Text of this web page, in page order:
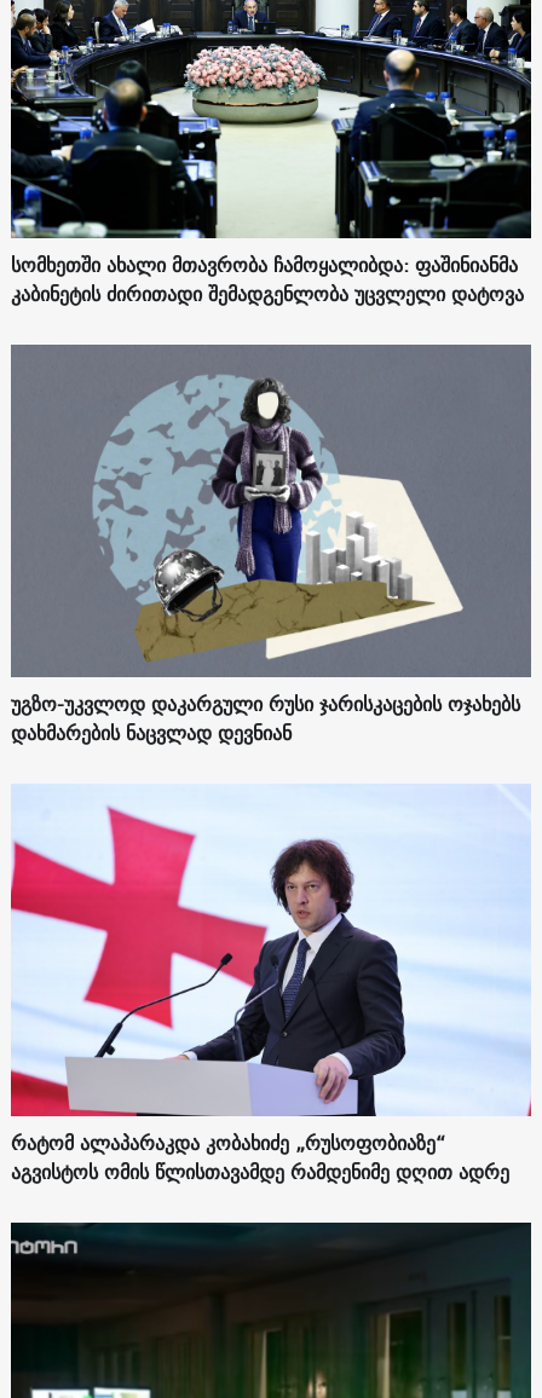
სომხეთში ახალი მთავრობა ჩამოყალიბდა: ფაშინიანმა
კაბინეტის ძირითადი შემადგენლობა უცვლელი დატოვა
უგზო-უკვლოდ დაკარგული რუსი ჯარისკაცების ოჯახებს
დახმარების ნაცვლად დევნიან
რატომ ალაპარაკდა კობახიძე „რუსოფობიაზე“
აგვისტოს ომის წლისთავამდე რამდენიმე დღით ადრე